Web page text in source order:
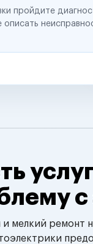
пройдите
с
мелкий